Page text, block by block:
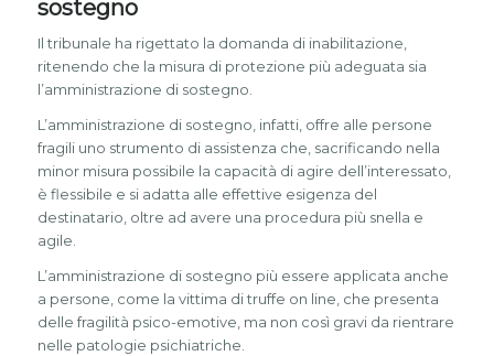
sostegno
Il tribunale ha rigettato la domanda di inabilitazione,
ritenendo che la misura di protezione più adeguata sia
l’amministrazione di sostegno.
L’amministrazione di sostegno, infatti, offre alle persone
fragili uno strumento di assistenza che, sacrificando nella
minor misura possibile la capacità di agire dell’interessato,
è flessibile e si adatta alle effettive esigenza del
destinatario, oltre ad avere una procedura più snella e
agile.
L’amministrazione di sostegno più essere applicata anche
a persone, come la vittima di truffe on line, che presenta
delle fragilità psico-emotive, ma non così gravi da rientrare
nelle patologie psichiatriche.